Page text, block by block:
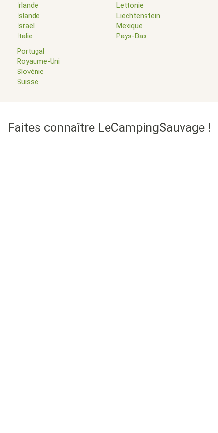
Irlande
Islande
Israël
Italie
Lettonie
Liechtenstein
Mexique
Pays-Bas
Portugal
Royaume-Uni
Slovénie
Suisse
Faites connaître LeCampingSauvage !